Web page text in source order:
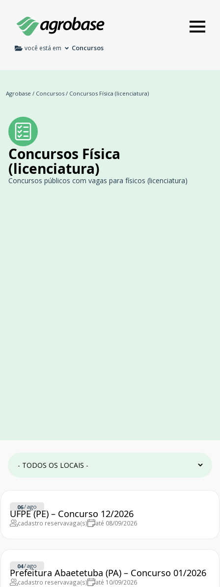
você está em Concursos
Agrobase / Concursos / Concursos Física (licenciatura)
Concursos Física
(licenciatura)
Concursos públicos com vagas para físicos (licenciatura)
06/ago
UFPE (PE) – Concurso 12/2026
cadastro reservavaga(s) até 08/09/2026
04/ago
Prefeitura Abaetetuba (PA) – Concurso 01/2026
cadastro reservavaga(s) até 10/09/2026